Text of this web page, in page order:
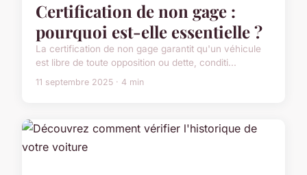
Certification de non gage :
pourquoi est-elle essentielle ?
La certification de non gage garantit qu'un véhicule
est libre de toute opposition ou dette, conditi...
11 septembre 2025 · 4 min